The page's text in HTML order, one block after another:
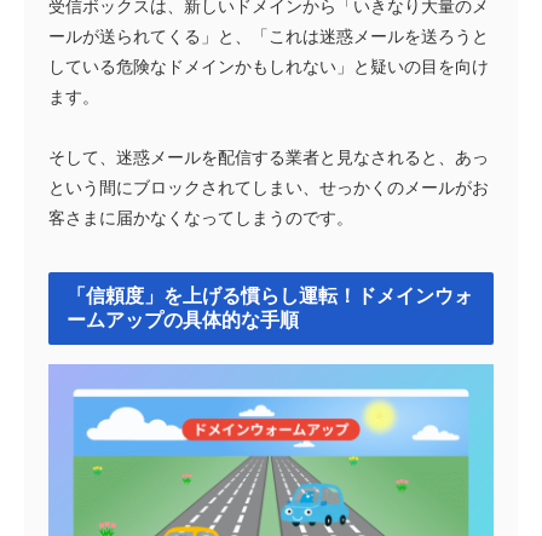
受信ボックスは、新しいドメインから「いきなり大量のメ
ールが送られてくる」と、「これは迷惑メールを送ろうと
している危険なドメインかもしれない」と疑いの目を向け
ます。
そして、迷惑メールを配信する業者と見なされると、あっ
という間にブロックされてしまい、せっかくのメールがお
客さまに届かなくなってしまうのです。
「信頼度」を上げる慣らし運転！ドメインウォ
ームアップの具体的な手順